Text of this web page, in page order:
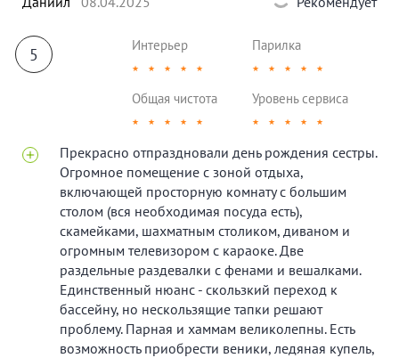
5 Интерьер
★ ★ ★ ★ ★
Парилка
★ ★ ★ ★ ★
Общая чистота
★ ★ ★ ★ ★
Уровень сервиса
★ ★ ★ ★ ★
Прекрасно отпраздновали день рождения сестры.
Огромное помещение с зоной отдыха,
включающей просторную комнату с большим
столом (вся необходимая посуда есть),
скамейками, шахматным столиком, диваном и
огромным телевизором с караоке. Две
раздельные раздевалки с фенами и вешалками.
Единственный нюанс - скользкий переход к
бассейну, но нескользящие тапки решают
проблему. Парная и хаммам великолепны. Есть
возможность приобрести веники, ледяная купель,